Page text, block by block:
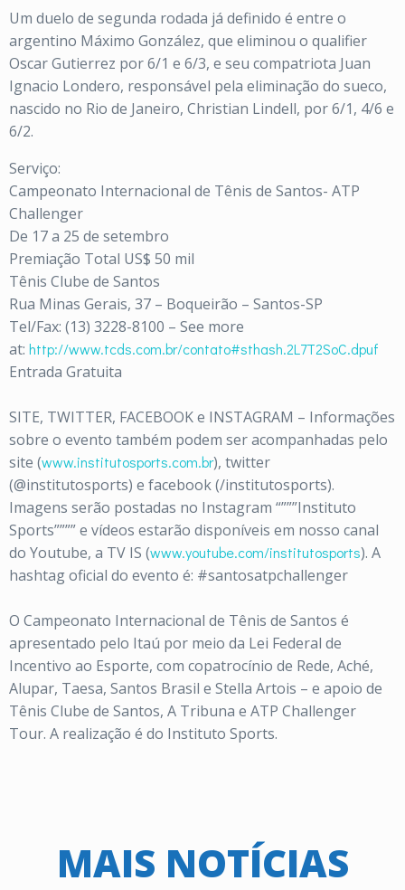
Um duelo de segunda rodada já definido é entre o
argentino Máximo González, que eliminou o qualifier
Oscar Gutierrez por 6/1 e 6/3, e seu compatriota Juan
Ignacio Londero, responsável pela eliminação do sueco,
nascido no Rio de Janeiro, Christian Lindell, por 6/1, 4/6 e
6/2.
Serviço:
Campeonato Internacional de Tênis de Santos- ATP
Challenger
De 17 a 25 de setembro
Premiação Total US$ 50 mil
Tênis Clube de Santos
Rua Minas Gerais, 37 – Boqueirão – Santos-SP
Tel/Fax: (13) 3228-8100 – See more
at: http://www.tcds.com.br/contato#sthash.2L7T2SoC.dpuf
Entrada Gratuita
SITE, TWITTER, FACEBOOK e INSTAGRAM – Informações
sobre o evento também podem ser acompanhadas pelo
site (www.institutosports.com.br), twitter
(@institutosports) e facebook (/institutosports).
Imagens serão postadas no Instagram “”””Instituto
Sports”””” e vídeos estarão disponíveis em nosso canal
do Youtube, a TV IS (www.youtube.com/institutosports). A
hashtag oficial do evento é: #santosatpchallenger
O Campeonato Internacional de Tênis de Santos é
apresentado pelo Itaú por meio da Lei Federal de
Incentivo ao Esporte, com copatrocínio de Rede, Aché,
Alupar, Taesa, Santos Brasil e Stella Artois – e apoio de
Tênis Clube de Santos, A Tribuna e ATP Challenger
Tour. A realização é do Instituto Sports.
MAIS NOTÍCIAS